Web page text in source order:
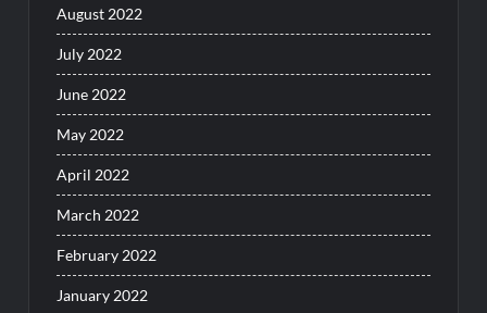
August 2022
July 2022
June 2022
May 2022
April 2022
March 2022
February 2022
January 2022